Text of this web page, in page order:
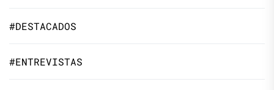
#DESTACADOS
#ENTREVISTAS